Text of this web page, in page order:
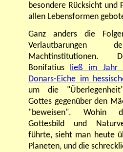
besondere Rücksicht und
allen Lebensformen
Ganz anders die
Verlautbarungen
Machtinstitutionen.
Bonifatius ließ im Jahr
Donars-Eiche im
um die
Gottes gegenüber den
"beweisen". Wohin
Gottesbild und
führte, sieht man heute
Planeten, und die